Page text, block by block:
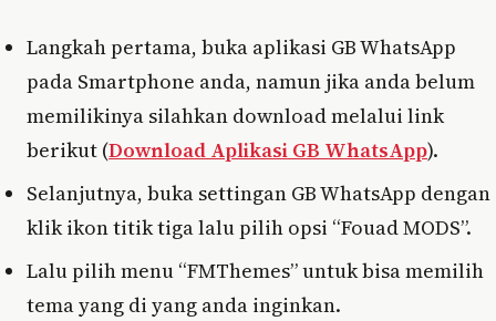
Langkah pertama, buka aplikasi GB WhatsApp
pada Smartphone anda, namun jika anda belum
memilikinya silahkan download melalui link
berikut (Download Aplikasi GB WhatsApp).
Selanjutnya, buka settingan GB WhatsApp dengan
klik ikon titik tiga lalu pilih opsi “Fouad MODS”.
Lalu pilih menu “FMThemes” untuk bisa memilih
tema yang di yang anda inginkan.